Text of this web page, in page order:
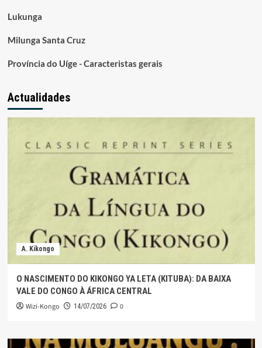
Lukunga
Milunga Santa Cruz
Província do Uíge - Caracteristas gerais
Actualidades
A. Kikongo
O NASCIMENTO DO KIKONGO YA LETA (KITUBA): DA BAIXA
VALE DO CONGO À ÁFRICA CENTRAL
Wizi-Kongo 14/07/2026 0